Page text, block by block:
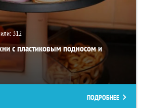
312
с пластиковым подносом и
ПОДРОБНЕЕ